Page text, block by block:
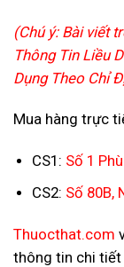
(Chú ý: Bài viết
Thông Tin Liều
Dụng Theo Chỉ
Mua hàng trực
CS1: Số 1
CS2: Số 80B,
Thuocthat.com
thông tin chi tiết